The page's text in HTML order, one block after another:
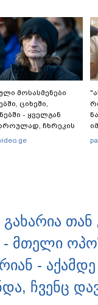
მოსასმენები
ციხეში,
- ყველგან
ჩხრეკის
დაამონტაჟეს...
თან
- მთელი
- აქამდე
ჩვენც